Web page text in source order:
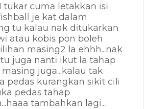
tukar cuma letakkan isi
je kat dalam
tu kalau nak ditukarkan
atau kobis pon boleh
masing2 la ehhh...nak
tu juga nanti ikut la tahap
juga...kalau tak
pedas kurangkan sikit cili
pedas tahap
tambahkan lagi...